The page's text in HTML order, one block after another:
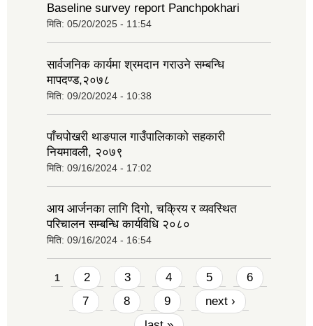
Baseline survey report Panchpokhari
मिति: 05/20/2025 - 11:54
सार्वजनिक कार्यमा श्रमदान गराउने सम्बन्धि
मापदण्ड,२०७८
मिति: 09/20/2024 - 10:38
पाँचपोखरी थाङपाल गाउँपालिकाको सहकारी
नियमावली, २०७९
मिति: 09/16/2024 - 17:02
आय आर्जनका लागि दिगो, चक्रिय र व्यवस्थित
परिचालन सम्बन्धि कार्यविधि २०८०
मिति: 09/16/2024 - 16:54
Pages
1 2 3 4 5
6
7
8 9
next ›